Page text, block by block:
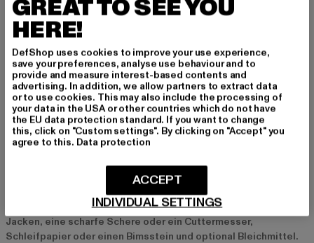
DIY: Der eigene Destroyed Look
Tipps und Tricks zum Selbermachen
Wer gerne kreativ ist, kann den Destroyed Look auch selbst
gestalten. Mit einer alten Jeans und ein paar einfachen
Werkzeugen wie einer Schere, Schleifpapier und Bleichmittel
lassen sich individuelle Designs kreieren. Wichtig ist, dass die
Risse und Abnutzungen natürlich wirken und nicht zu
gleichmäßig verteilt sind.
Materialien und Werkzeuge
Für den DIY-Destroyed Look benötigst du alte Jeans oder
Jacken, eine scharfe Schere oder ein Cuttermesser,
Schleifpapier oder einen Bimsstein und optional Bleichmittel.
GREAT TO SEE YOU
HERE!
DefShop uses cookies to improve your use experience,
save your preferences, analyse use behaviour and to
provide and measure interest-based contents and
advertising. In addition, we allow partners to extract data
or to use cookies. This may also include the processing of
your data in the USA or other countries which do not have
the EU data protection standard. If you want to change
this, click on "Custom settings". By clicking on "Accept" you
agree to this. Data protection
INDIVIDUAL SETTINGS
ACCEPT